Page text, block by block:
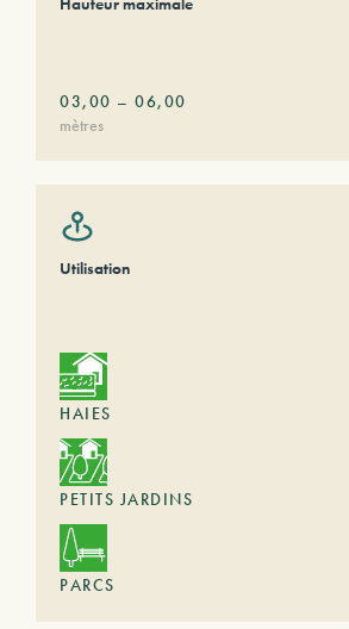
03,00 – 06,00
mètres
Utilisation
HAIES
PETITS JARDINS
PARCS